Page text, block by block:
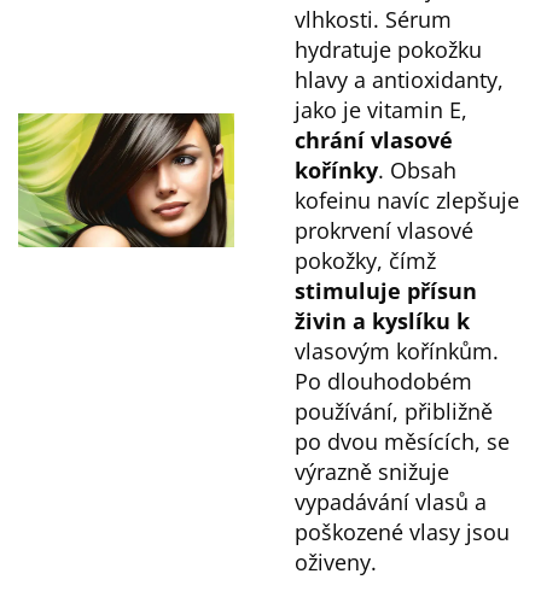
vlhkosti. Sérum
hydratuje pokožku
hlavy a antioxidanty,
jako je vitamin E,
chrání vlasové
kořínky. Obsah
kofeinu navíc zlepšuje
prokrvení vlasové
pokožky, čímž
stimuluje přísun
živin a kyslíku k
vlasovým kořínkům.
Po dlouhodobém
používání, přibližně
po dvou měsících, se
výrazně snižuje
vypadávání vlasů a
poškozené vlasy jsou
oživeny.